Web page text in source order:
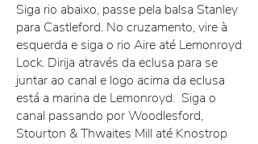
Siga rio abaixo, passe pela balsa Stanley
para Castleford. No cruzamento, vire à
esquerda e siga o rio Aire até Lemonroyd
Lock. Dirija através da eclusa para se
juntar ao canal e logo acima da eclusa
está a marina de Lemonroyd. Siga o
canal passando por Woodlesford,
Stourton & Thwaites Mill até Knostrop